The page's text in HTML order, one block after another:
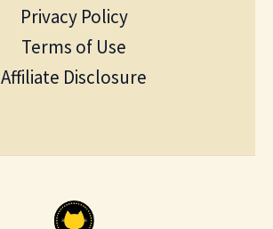
Privacy Policy
Terms of Use
Affiliate Disclosure